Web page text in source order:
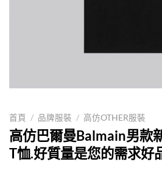
首頁 / 品牌服裝 / 高仿OTHER服裝
高仿巴爾曼Balmain男款
T恤.好質量是您的需求好